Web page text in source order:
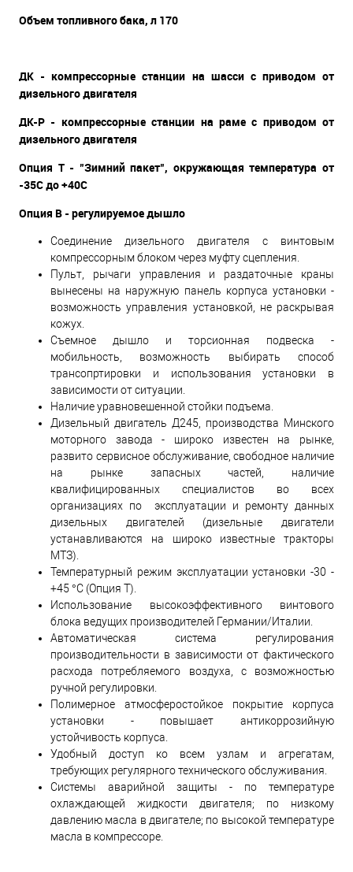
Объем топливного бака, л 170
ДК - компрессорные станции на шасси с приводом от
дизельного двигателя
ДК-Р - компрессорные станции на раме с приводом от
дизельного двигателя
Опция Т - "Зимний пакет", окружающая температура от
-35С до +40С
Опция В - регулируемое дышло
Соединение дизельного двигателя с винтовым
компрессорным блоком через муфту сцепления.
Пульт, рычаги управления и раздаточные краны
вынесены на наружную панель корпуса установки -
возможность управления установкой, не раскрывая
кожух.
Съемное дышло и торсионная подвеска -
мобильность, возможность выбирать способ
трансопртировки и использования установки в
зависимости от ситуации.
Наличие уравновешенной стойки подъема.
Дизельный двигатель Д245, производства Минского
моторного завода - широко известен на рынке,
развито сервисное обслуживание, свободное наличие
на рынке запасных частей, наличие
квалифицированных специалистов во всех
организациях по эксплуатации и ремонту данных
дизельных двигателей (дизельные двигатели
устанавливаются на широко известные тракторы
МТЗ).
Температурный режим эксплуатации установки -30 -
+45 °C (Опция Т).
Использование высокоэффективного винтового
блока ведущих производителей Германии/Италии.
Автоматическая система регулирования
производительности в зависимости от фактического
расхода потребляемого воздуха, с возможностью
ручной регулировки.
Полимерное атмосферостойкое покрытие корпуса
установки - повышает антикоррозийную
устойчивость корпуса.
Удобный доступ ко всем узлам и агрегатам,
требующих регулярного технического обслуживания.
Системы аварийной защиты - по температуре
охлаждающей жидкости двигателя; по низкому
давлению масла в двигателе; по высокой температуре
масла в компрессоре.